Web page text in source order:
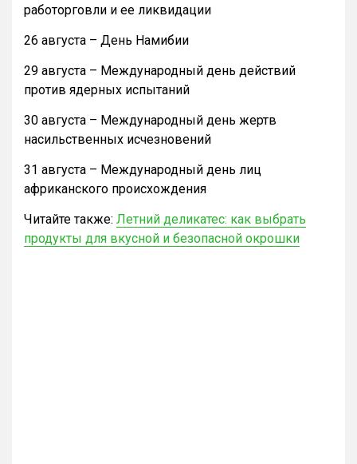
работорговли и ее ликвидации
26 августа – День Намибии
29 августа – Международный день действий
против ядерных испытаний
30 августа – Международный день жертв
насильственных исчезновений
31 августа – Международный день лиц
африканского происхождения
Читайте также: Летний деликатес: как выбрать
продукты для вкусной и безопасной окрошки